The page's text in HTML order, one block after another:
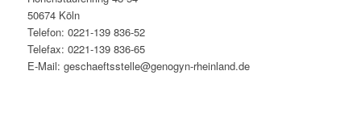
50674 Köln
Telefon: 0221-139 836-52
Telefax: 0221-139 836-65
E-Mail: geschaeftsstelle@genogyn-rheinland.de